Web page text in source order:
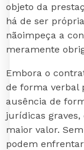
objeto da
há de ser
nãoimpeça a
meramente
Embora o
de forma verbal
ausência de
jurídicas
maior valor.
podem